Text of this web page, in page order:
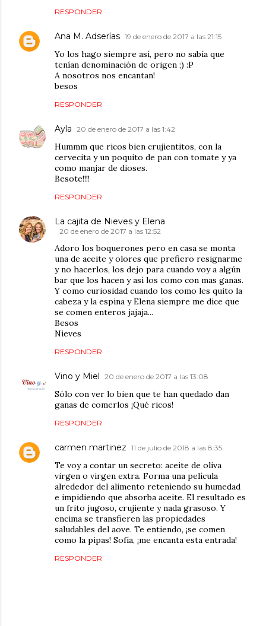
RESPONDER
Ana M. Adserías 19 de enero de 2017 a las 21:15
Yo los hago siempre así, pero no sabía que
tenían denominación de origen ;) :P
A nosotros nos encantan!
besos
RESPONDER
Ayla 20 de enero de 2017 a las 1:42
Hummm que ricos bien crujientitos, con la
cervecita y un poquito de pan con tomate y ya
como manjar de dioses.
Besote!!!!
RESPONDER
La cajita de Nieves y Elena
20 de enero de 2017 a las 12:52
Adoro los boquerones pero en casa se monta
una de aceite y olores que prefiero resignarme
y no hacerlos, los dejo para cuando voy a algún
bar que los hacen y así los como con mas ganas.
Y como curiosidad cuando los como les quito la
cabeza y la espina y Elena siempre me dice que
se comen enteros jajaja...
Besos
Nieves
RESPONDER
Vino y Miel 20 de enero de 2017 a las 13:08
Sólo con ver lo bien que te han quedado dan
ganas de comerlos ¡Qué ricos!
RESPONDER
carmen martinez 11 de julio de 2018 a las 8:35
Te voy a contar un secreto: aceite de oliva
virgen o virgen extra. Forma una película
alrededor del alimento reteniendo su humedad
e impidiendo que absorba aceite. El resultado es
un frito jugoso, crujiente y nada grasoso. Y
encima se transfieren las propiedades
saludables del aove. Te entiendo, ¡se comen
como la pipas! Sofía, ¡me encanta esta entrada!
RESPONDER